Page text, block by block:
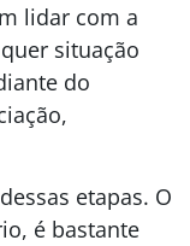
lidar com a
situação
do
etapas. O
é bastante